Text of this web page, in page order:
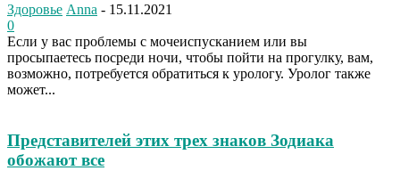
Здоровье Anna - 15.11.2021
0
Если у вас проблемы с мочеиспусканием или вы
просыпаетесь посреди ночи, чтобы пойти на прогулку, вам,
возможно, потребуется обратиться к урологу. Уролог также
может...
Представителей этих трех знаков Зодиака
обожают все